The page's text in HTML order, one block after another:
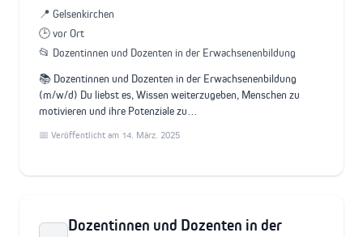
📍 Gelsenkirchen
🕒 vor Ort
📂 Dozentinnen und Dozenten in der Erwachsenenbildung
📚 Dozentinnen und Dozenten in der Erwachsenenbildung
(m/w/d) Du liebst es, Wissen weiterzugeben, Menschen zu
motivieren und ihre Potenziale zu…
📅 Veröffentlicht am 14. März. 2025
Dozentinnen und Dozenten in der